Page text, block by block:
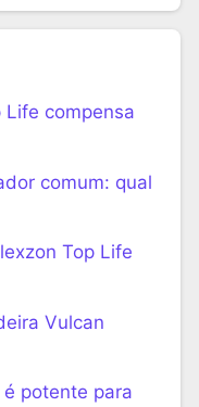
Life compensa
comum: qual
Top Life
Vulcan
potente para